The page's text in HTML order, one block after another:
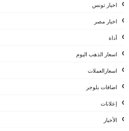
اخبار تونس
اخبار مصر
أداة
اسعار الذهب اليوم
اسعارالعملات
اضافات بلوجر
إعلانات
الأخبار